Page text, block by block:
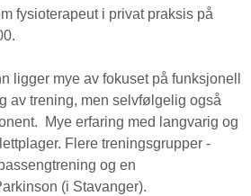
fysioterapeut i privat praksis på
ligger mye av fokuset på funksjonell
av trening, men selvfølgelig også
Mye erfaring med langvarig og
Flere treningsgrupper -
og en
(i Stavanger).